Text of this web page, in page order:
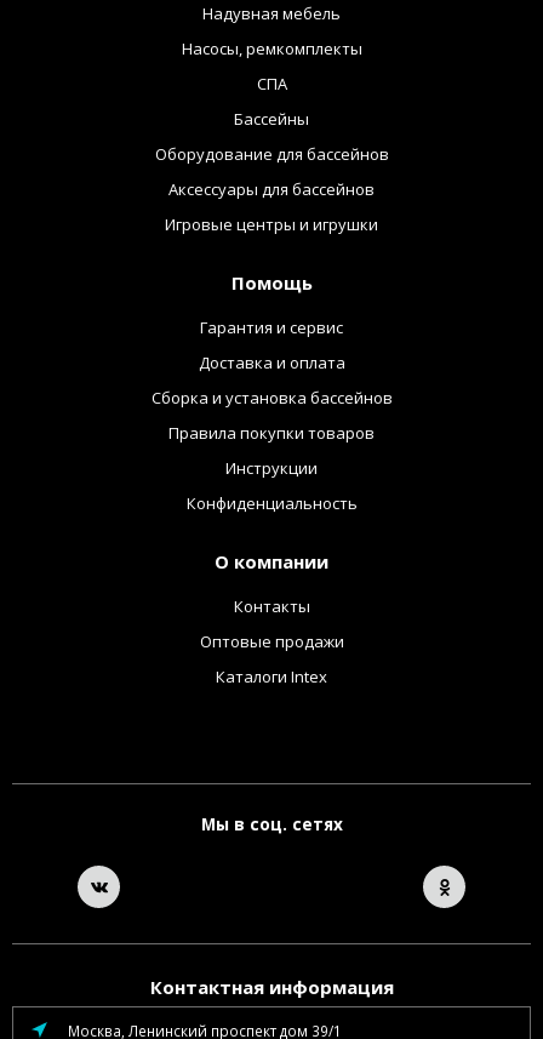
Надувная мебель
Насосы, ремкомплекты
СПА
Бассейны
Оборудование для бассейнов
Аксессуары для бассейнов
Игровые центры и игрушки
Помощь
Гарантия и сервис
Доставка и оплата
Сборка и установка бассейнов
Правила покупки товаров
Инструкции
Конфиденциальность
О компании
Контакты
Оптовые продажи
Каталоги Intex
Мы в соц. сетях
Контактная информация
Москва, Ленинский проспект дом 39/1